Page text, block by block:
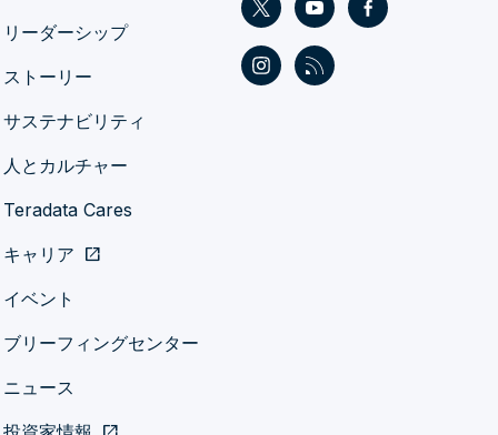
リーダーシップ
ストーリー
サステナビリティ
人とカルチャー
Teradata Cares
キャリア open_in_new
イベント
ブリーフィングセンター
ニュース